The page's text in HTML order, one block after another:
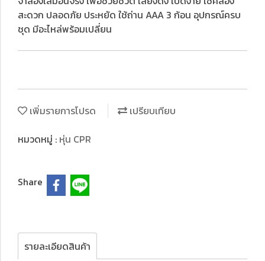
สะดวก ปลอดภัย ประหยัด ใช้ถ่าน AAA 3 ก้อน อุปกรณ์ครบ
ชุด มีอะไหล่พร้อมเปลี่ยน
เพิ่มรายการโปรด
เปรียบเทียบ
หมวดหมู่ : หุ่น CPR
Share
รายละเอียดสินค้า